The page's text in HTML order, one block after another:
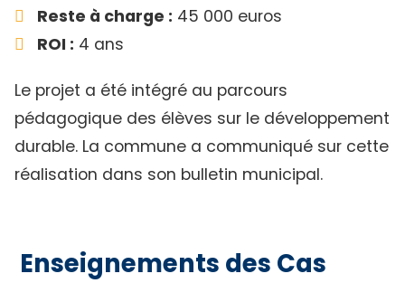
Reste à charge : 45 000 euros
ROI : 4 ans
Le projet a été intégré au parcours
pédagogique des élèves sur le développement
durable. La commune a communiqué sur cette
réalisation dans son bulletin municipal.
Enseignements des Cas